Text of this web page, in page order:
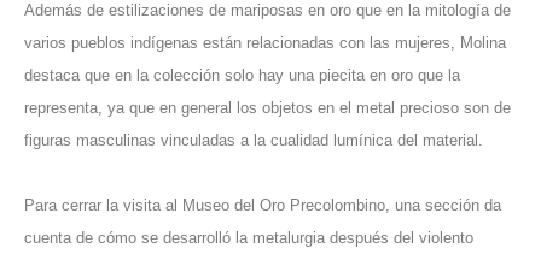
Además de estilizaciones de mariposas en oro que en la mitología de
varios pueblos indígenas están relacionadas con las mujeres, Molina
destaca que en la colección solo hay una piecita en oro que la
representa, ya que en general los objetos en el metal precioso son de
figuras masculinas vinculadas a la cualidad lumínica del material.
Para cerrar la visita al Museo del Oro Precolombino, una sección da
cuenta de cómo se desarrolló la metalurgia después del violento